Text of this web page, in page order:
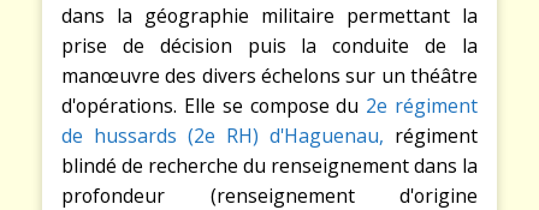
dans la géographie militaire permettant la
prise de décision puis la conduite de la
manœuvre des divers échelons sur un théâtre
d'opérations. Elle se compose du 2e régiment
de hussards (2e RH) d'Haguenau, régiment
blindé de recherche du renseignement dans la
profondeur (renseignement d'origine